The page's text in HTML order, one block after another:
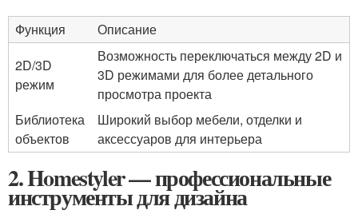
Функция
Описание
2D/3D
режим
Возможность переключаться между 2D и
3D режимами для более детального
просмотра проекта
Библиотека
объектов
Широкий выбор мебели, отделки и
аксессуаров для интерьера
2. Homestyler — профессиональные
инструменты для дизайна